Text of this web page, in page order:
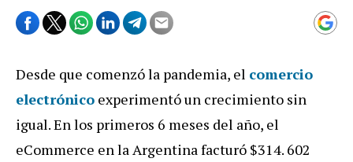
Desde que comenzó la pandemia, el comercio
electrónico experimentó un crecimiento sin
igual. En los primeros 6 meses del año, el
eCommerce en la Argentina facturó $314. 602